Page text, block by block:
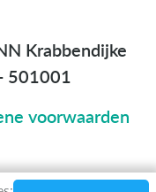
Krabbendijke
501001
voorwaarden